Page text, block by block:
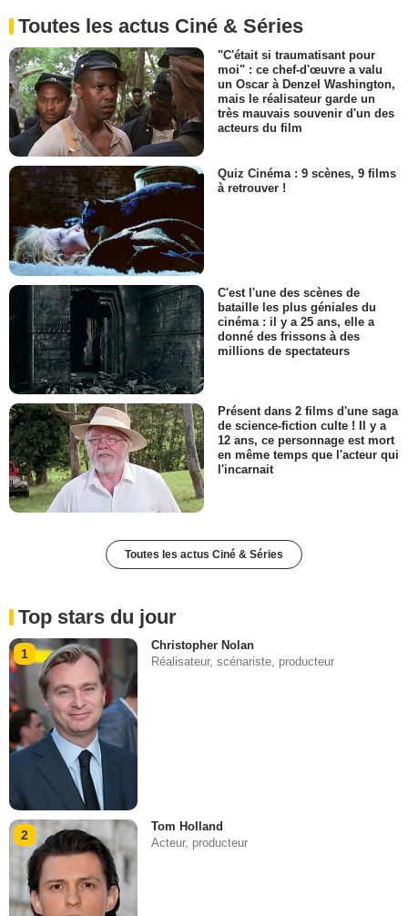
Toutes les actus Ciné & Séries
"C'était si traumatisant pour
moi" : ce chef-d'œuvre a valu
un Oscar à Denzel Washington,
mais le réalisateur garde un
très mauvais souvenir d'un des
acteurs du film
Quiz Cinéma : 9 scènes, 9 films
à retrouver !
C'est l'une des scènes de
bataille les plus géniales du
cinéma : il y a 25 ans, elle a
donné des frissons à des
millions de spectateurs
Présent dans 2 films d'une saga
de science-fiction culte ! Il y a
12 ans, ce personnage est mort
en même temps que l'acteur qui
l'incarnait
Toutes les actus Ciné & Séries
Top stars du jour
1
Christopher Nolan
Réalisateur, scénariste, producteur
2
Tom Holland
Acteur, producteur